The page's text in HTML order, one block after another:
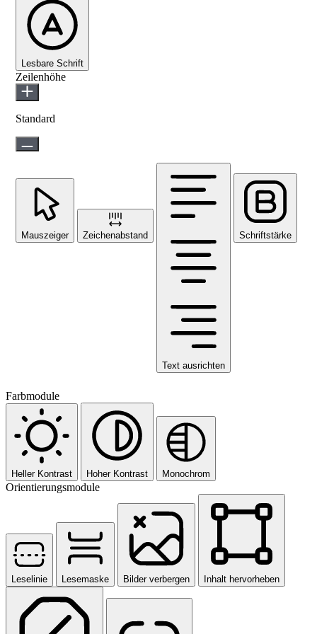
Lesbare Schrift
Zeilenhöhe
Standard
Mauszeiger Zeichenabstand
Text ausrichten
Schriftstärke
Farbmodule
Heller Kontrast Hoher Kontrast Monochrom
Orientierungsmodule
Leselinie Lesemaske Bilder verbergen Inhalt hervorheben